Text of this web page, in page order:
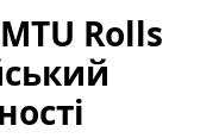
Rolls